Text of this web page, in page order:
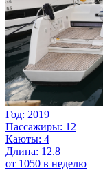
Год: 2019
Пассажиры: 12
Каюты: 4
Длина: 12.8
от 1050 в неделю